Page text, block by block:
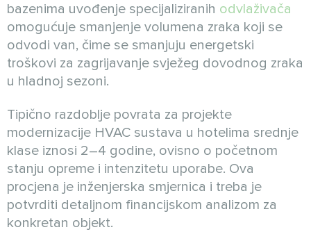
bazenima uvođenje specijaliziranih odvlaživača
omogućuje smanjenje volumena zraka koji se
odvodi van, čime se smanjuju energetski
troškovi za zagrijavanje svježeg dovodnog zraka
u hladnoj sezoni.
Tipično razdoblje povrata za projekte
modernizacije HVAC sustava u hotelima srednje
klase iznosi 2–4 godine, ovisno o početnom
stanju opreme i intenzitetu uporabe. Ova
procjena je inženjerska smjernica i treba je
potvrditi detaljnom financijskom analizom za
konkretan objekt.